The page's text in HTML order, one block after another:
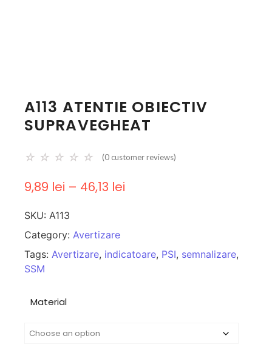
A113 ATENTIE OBIECTIV
SUPRAVEGHEAT
☆ ☆ ☆ ☆ ☆ (0 customer reviews)
9,89 lei – 46,13 lei
SKU: A113
Category: Avertizare
Tags: Avertizare, indicatoare, PSI, semnalizare,
SSM
Material